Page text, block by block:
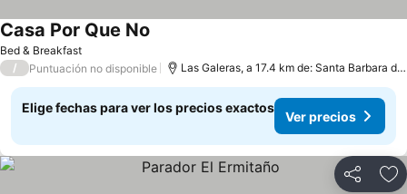
Bed & Breakfast
Casa Por Que No
/ Puntuación no disponible Las Galeras, a 17.4 km de: Santa Barbara de Samana
Elige fechas para ver los precios exactos
Ver precios
Compartir